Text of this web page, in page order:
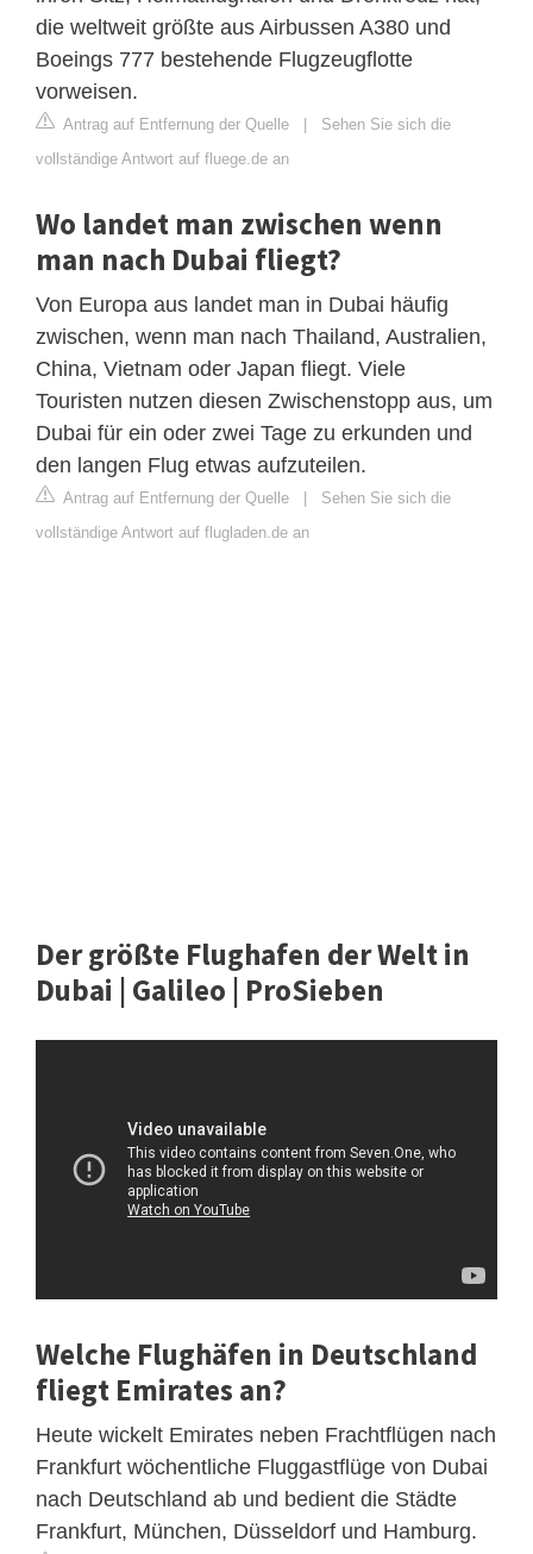
die weltweit größte aus Airbussen A380 und
Boeings 777 bestehende Flugzeugflotte
vorweisen.
Antrag auf Entfernung der Quelle
Sehen Sie sich die
vollständige Antwort auf fluege.de an
Wo landet man zwischen wenn
man nach Dubai fliegt?
Von Europa aus landet man in Dubai häufig
zwischen, wenn man nach Thailand, Australien,
China, Vietnam oder Japan fliegt. Viele
Touristen nutzen diesen Zwischenstopp aus, um
Dubai für ein oder zwei Tage zu erkunden und
den langen Flug etwas aufzuteilen.
Antrag auf Entfernung der Quelle
Sehen Sie sich die
vollständige Antwort auf flugladen.de an
Der größte Flughafen der Welt in
Dubai | Galileo | ProSieben
Welche Flughäfen in Deutschland
fliegt Emirates an?
Heute wickelt Emirates neben Frachtflügen nach
Frankfurt wöchentliche Fluggastflüge von Dubai
nach Deutschland ab und bedient die Städte
Frankfurt, München, Düsseldorf und Hamburg.